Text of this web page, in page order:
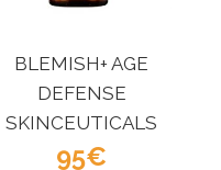
BLEMISH+ AGE
DEFENSE
SKINCEUTICALS
95